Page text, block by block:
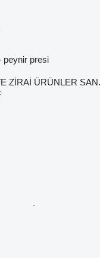
peynir presi
ZİRAİ ÜRÜNLER